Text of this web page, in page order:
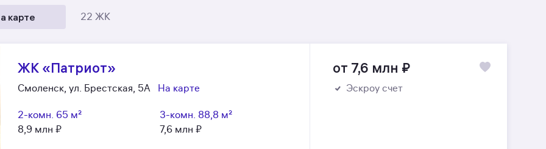
карте 22 ЖК
ЖК «Патриот»
Смоленск, ул. Брестская, 5А На карте
2-комн. 65 м²
8,9 млн ₽
3-комн. 88,8 м²
7,6 млн ₽
от 7,6 млн ₽
Эскроу счет